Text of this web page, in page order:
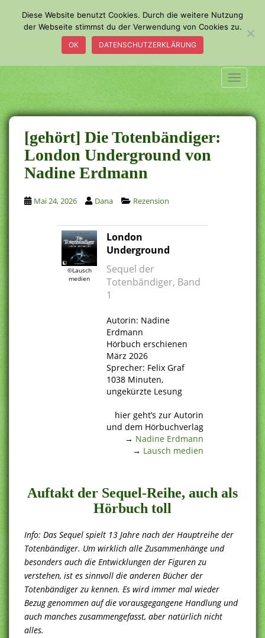
a
i
n
c
o
n
t
e
n
t
[gehört] Die Totenbändiger:
London Underground von
Nadine Erdmann
Mai 24, 2026 Dana Rezension
©Lausch
medien
London
Underground
Sequel der
Totenbändiger, Band
1
Autorin: Nadine
Erdmann
Hörbuch erschienen
März 2026
Sprecher: Felix Graf
1038 Minuten,
ungekürzte Lesung
hier geht’s zur Autorin
und dem Hörbuchverlag
→ Nadine Erdmann
→ Lausch medien
Auftakt der Sequel-Reihe, auch als
Hörbuch toll
Info: Das Sequel spielt 13 Jahre nach der Hauptreihe der
Totenbändiger. Um wirklich alle Zusammenhänge und
besonders auch die Entwicklungen der Figuren zu
verstehen, ist es sinnvoll die anderen Bücher der
Totenbändiger zu kennen. Es wird immer mal wieder
Bezug genommen auf die vorausgegangene Handlung und
auch manches zusammengefasst, aber natürlich nicht
alles.
Diese Website benutzt Cookies. Durch die weitere Nutzung
der Webseite stimmst du der Verwendung von Cookies zu.
OK DATENSCHUTZERKLÄRUNG